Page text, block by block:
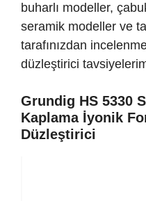
buharlı modeller,
seramik modeller ve
tarafınızdan
düzleştirici
Grundig HS 5330
Kaplama İyonik
Düzleştirici